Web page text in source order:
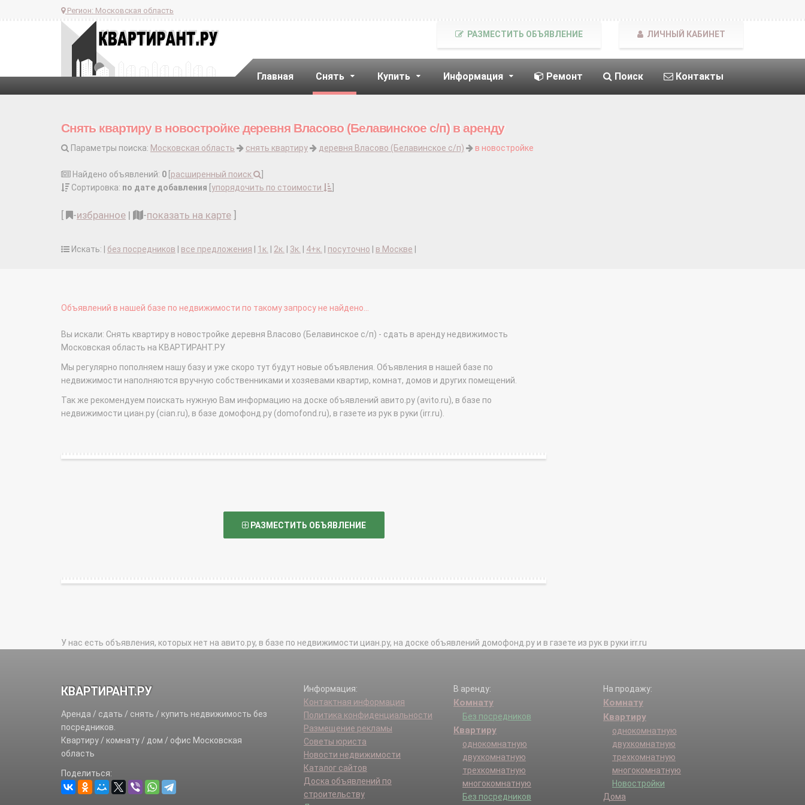
Регион: Московская область
Главная Снять Купить Информация Ремонт Поиск Контакты
РАЗМЕСТИТЬ ОБЪЯВЛЕНИЕ ЛИЧНЫЙ КАБИНЕТ
Снять квартиру в новостройке деревня Власово (Белавинское с/п) в аренду
Параметры поиска: Московская область снять квартиру деревня Власово (Белавинское с/п) в новостройке
Найдено объявлений: 0 расширенный поиск
Сортировка: по дате добавления упорядочить по стоимости
-избранное | -показать на карте
Искать: | без посредников все предложения 1к. 2к. 3к. 4+к. посуточно в Москве
Объявлений в нашей базе по недвижимости по такому запросу не найдено...
Вы искали: Снять квартиру в новостройке деревня Власово (Белавинское с/п) - сдать в аренду недвижимость
Московская область на КВАРТИРАНТ.РУ
Мы регулярно пополняем нашу базу и уже скоро тут будут новые объявления. Объявления в нашей базе по
недвижимости наполняются вручную собственниками и хозяевами квартир, комнат, домов и других помещений.
Так же рекомендуем поискать нужную Вам информацию на доске объявлений авито.ру (avito.ru), в базе по
недвижимости циан.ру (cian.ru), в базе домофонд.ру (domofond.ru), в газете из рук в руки (irr.ru).
РАЗМЕСТИТЬ ОБЪЯВЛЕНИЕ
У нас есть объявления, которых нет на авито.ру, в базе по недвижимости циан.ру, на доске объявлений домофонд.ру и в газете из рук в руки irr.ru
КВАРТИРАНТ.РУ
Аренда / сдать / снять / купить недвижимость без
посредников.
Квартиру / комнату / дом / офис Московская
область
Поделиться:
Информация:
Контактная информация
Политика конфиденциальности
Размещение рекламы
Советы юриста
Новости недвижимости
Каталог сайтов
Доска объявлений по
строительству
В аренду:
Комнату
Без посредников
Квартиру
однокомнатную
двухкомнатную
трехкомнатную
многокомнатную
Без посредников
На продажу:
Комнату
Квартиру
однокомнатную
двухкомнатную
трехкомнатную
многокомнатную
Новостройки
Дома